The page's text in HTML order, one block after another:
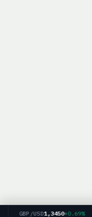
GBP/USD1,3450+0.69%